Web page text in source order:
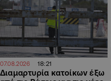
07.08.2026 18:21
Διαμαρτυρία κατοίκων έξω